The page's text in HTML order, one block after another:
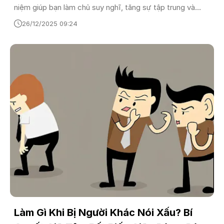
niệm giúp bạn làm chủ suy nghĩ, tăng sự tập trung và
sống tỉnh thức hơn trong thời đại số.
26/12/2025 09:24
Làm Gì Khi Bị Người Khác Nói Xấu? Bí